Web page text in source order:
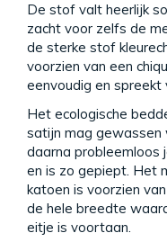
De stof valt heerlijk
zacht voor zelfs de
de sterke stof
voorzien van een
eenvoudig en spreekt
Het ecologische
satijn mag gewassen
daarna probleemloos
en is zo gepiept. Het
katoen is voorzien
de hele breedte
eitje is voortaan.